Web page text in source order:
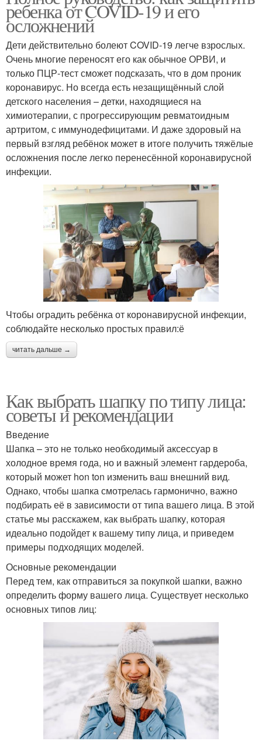
ребенка от COVID-19 и его
осложнений
Дети действительно болеют COVID-19 легче взрослых.
Очень многие переносят его как обычное ОРВИ, и
только ПЦР-тест сможет подсказать, что в дом проник
коронавирус. Но всегда есть незащищённый слой
детского населения – детки, находящиеся на
химиотерапии, с прогрессирующим ревматоидным
артритом, с иммунодефицитами. И даже здоровый на
первый взгляд ребёнок может в итоге получить тяжёлые
осложнения после легко перенесённой коронавирусной
инфекции.
Чтобы оградить ребёнка от коронавирусной инфекции,
соблюдайте несколько простых правил:ё
читать дальше →
Как выбрать шапку по типу лица:
советы и рекомендации
Введение
Шапка – это не только необходимый аксессуар в
холодное время года, но и важный элемент гардероба,
который может hon ton изменить ваш внешний вид.
Однако, чтобы шапка смотрелась гармонично, важно
подбирать её в зависимости от типа вашего лица. В этой
статье мы расскажем, как выбрать шапку, которая
идеально подойдет к вашему типу лица, и приведем
примеры подходящих моделей.
Основные рекомендации
Перед тем, как отправиться за покупкой шапки, важно
определить форму вашего лица. Существует несколько
основных типов лиц: